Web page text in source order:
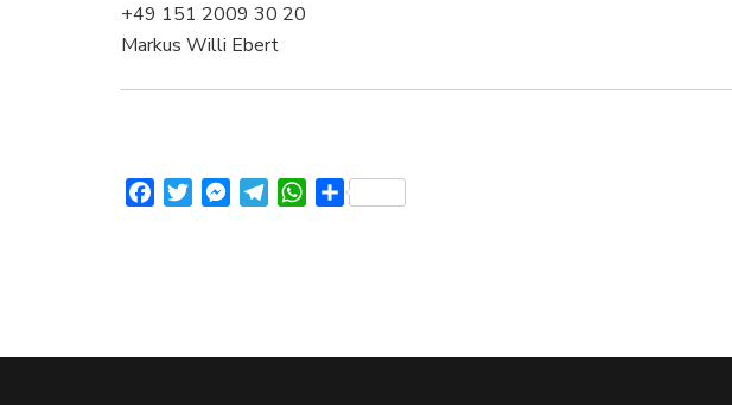
+49 151 2009 30 20
Markus Willi Ebert
FacebookTwitterMessenger
TelegramWhatsApp
Teilen